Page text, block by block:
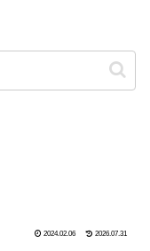
2024.02.06 2026.07.31